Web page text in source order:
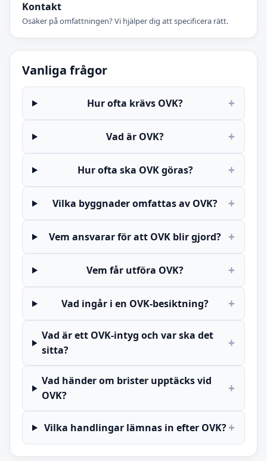
Kontakt
Osäker på omfattningen? Vi hjälper dig att specificera rätt.
Vanliga frågor
Hur ofta krävs OVK? +
Vad är OVK? +
Hur ofta ska OVK göras? +
Vilka byggnader omfattas av OVK? +
Vem ansvarar för att OVK blir gjord? +
Vem får utföra OVK? +
Vad ingår i en OVK-besiktning? +
Vad är ett OVK-intyg och var ska det
sitta?
+
Vad händer om brister upptäcks vid
OVK?
+
Vilka handlingar lämnas in efter OVK?+